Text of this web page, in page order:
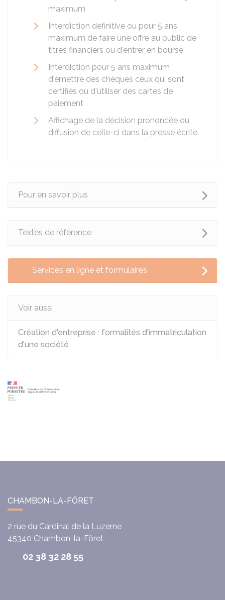
maximum
Interdiction définitive ou pour 5 ans
maximum de faire une offre au public de
titres financiers ou d'entrer en bourse
Interdiction pour 5 ans maximum
d'émettre des chèques ceux qui sont
certifiés ou d'utiliser des cartes de
paiement
Affichage de la décision prononcée ou
diffusion de celle-ci dans la presse écrite.
Pour en savoir plus
Textes de référence
Services en ligne et formulaires
Voir aussi
Création d'entreprise : formalités d'immatriculation
d'une société
CHAMBON-LA-FÔRET
2 rue du Cardinal de la Luzerne
45340 Chambon-la-Fôret
02 38 32 28 55